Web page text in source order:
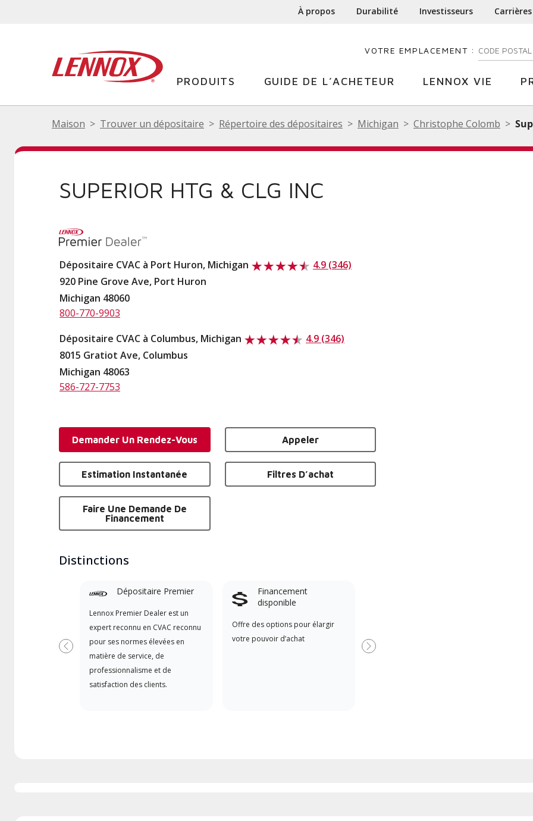
À propos Durabilité Investisseurs Carrières
VOTRE EMPLACEMENT : ENTREZ
PRODUITS GUIDE DE L’ACHETEUR LENNOX VIE
Maison Trouver un dépositaire Répertoire des dépositaires Michigan Christophe Colomb
SUPERIOR HTG & CLG INC
Dépositaire CVAC à Port Huron, Michigan
4.9 (346)
920 Pine Grove Ave, Port Huron
Michigan 48060
800-770-9903
Dépositaire CVAC à Columbus, Michigan
4.9 (346)
8015 Gratiot Ave, Columbus
Michigan 48063
586-727-7753
Demander Un Rendez-Vous Appeler
Estimation Instantanée Filtres D’achat
Faire Une Demande De
Financement
Distinctions
Dépositaire Premier
Lennox Premier Dealer est un
expert reconnu en CVAC reconnu
pour ses normes élevées en
matière de service, de
professionnalisme et de
satisfaction des clients.
Financement
disponible
Offre des options pour élargir
votre pouvoir d’achat
Premier Dealer spécialement
Précédent Suivant